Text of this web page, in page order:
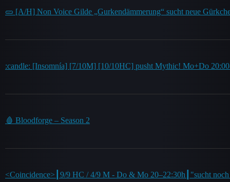
🥒 [A/H] Non Voice Gilde „Gurkendämmerung“ sucht neue
:candle: [Insomnía] [7/10M] [10/10HC] pusht Mythic! Mo+Do
🩸 Bloodforge – Season 2
<Coincidence>┃9/9 HC / 4/9 M - Do & Mo 20–22:30h┃"sucht